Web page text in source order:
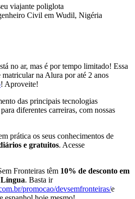
viajante poliglota
Civil em Wudil, Nigéria
no ar, mas é por tempo limitado! Essa
matricular na Alura por até 2 anos
! Aproveite!
das principais tecnologias
diferentes carreiras, com nossas
prática os seus conhecimentos de
e gratuitos. Acesse
Fronteiras têm 10% de desconto em
. Basta ir
promocao/devsemfronteiras/e